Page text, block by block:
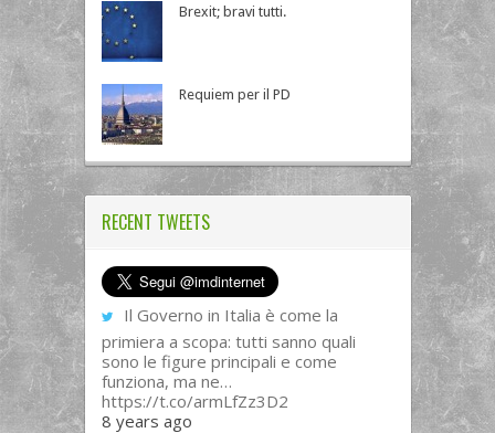
Brexit; bravi tutti.
Requiem per il PD
RECENT TWEETS
Il Governo in Italia è come la
primiera a scopa: tutti sanno quali
sono le figure principali e come
funziona, ma ne…
https://t.co/armLfZz3D2
8 years ago